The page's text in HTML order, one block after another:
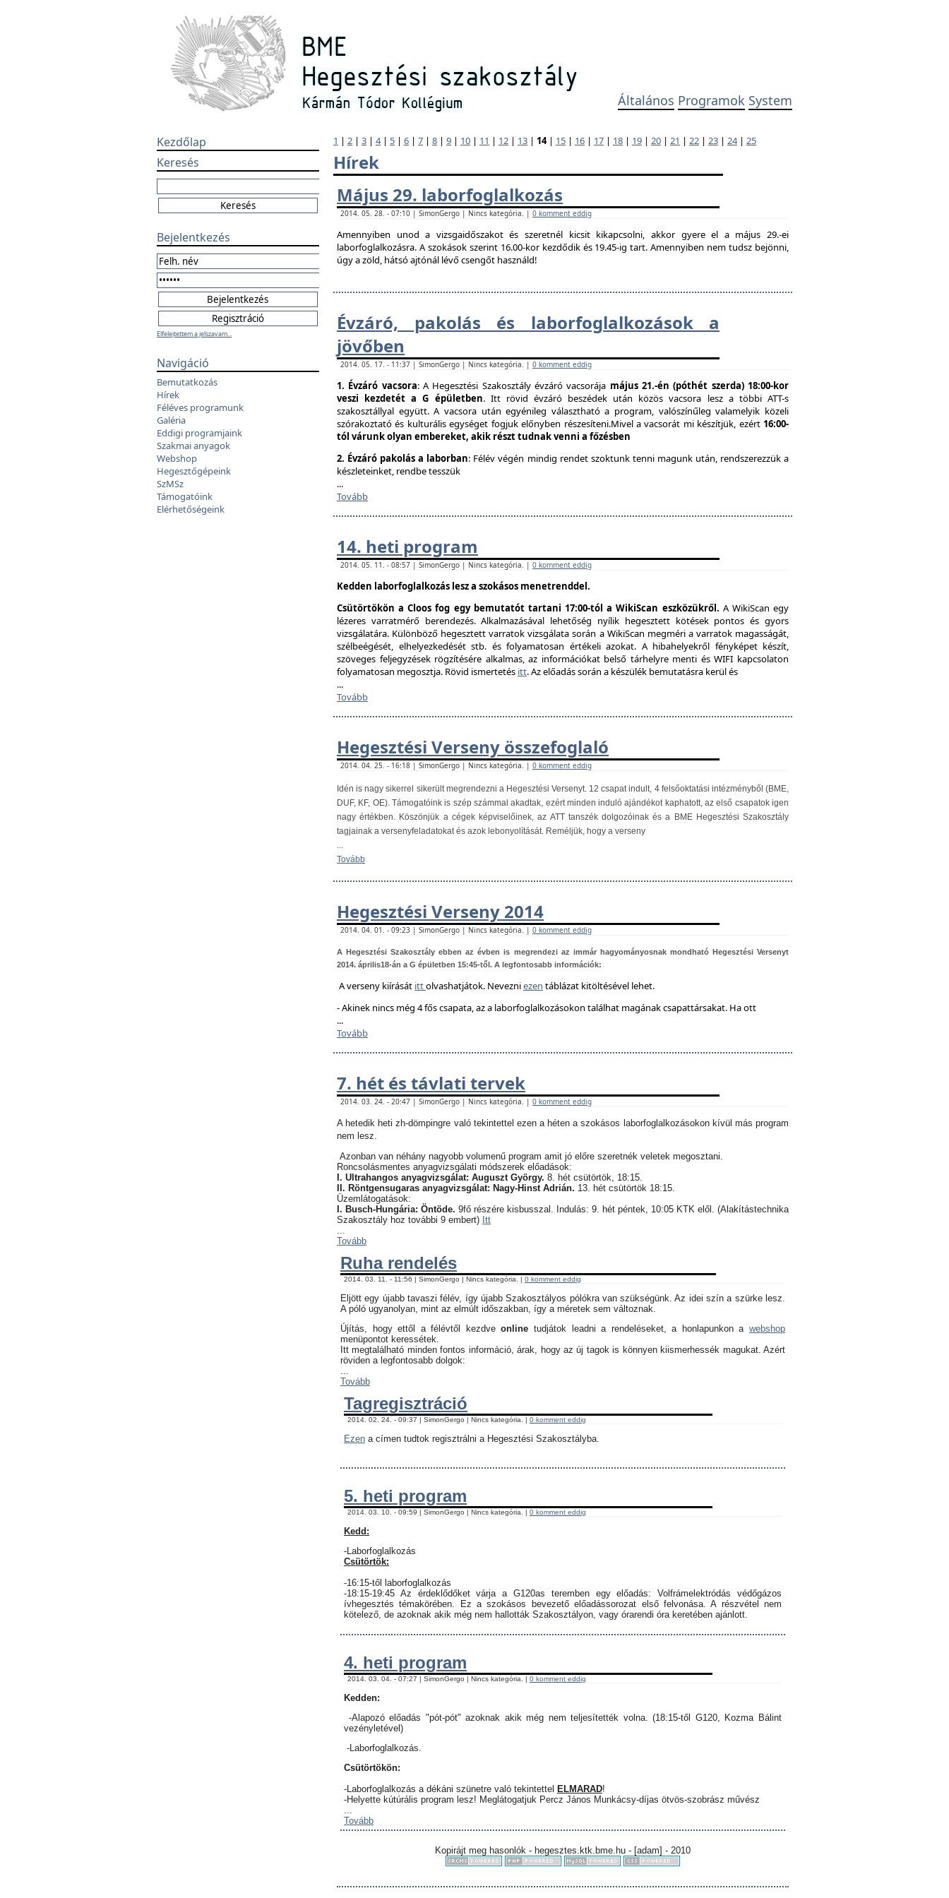
Általános Programok System
Kezdőlap
Keresés
Bejelentkezés
Elfelejtettem a jelszavam...
Navigáció
Bemutatkozás
Hírek
Féléves programunk
Galéria
Eddigi programjaink
Szakmai anyagok
Webshop
Hegesztőgépeink
SzMSz
Támogatóink
Elérhetőségeink
1 | 2 | 3 | 4| 5 | 6 | 7 | 8 | 9 | 10 | 11 | 12 | 13 | 14| 15 | 16 | 17 | 18 | 19 | 20 | 21 | 22 | 23 | 24| 25
Hírek
Május 29. laborfoglalkozás
2014. 05. 28. - 07:10 | SimonGergo | Nincs kategória. | 0 komment eddig
Amennyiben unod a vizsgaidőszakot és szeretnél kicsit kikapcsolni, akkor gyere el a május 29.-ei
laborfoglalkozásra. A szokások szerint 16.00-kor kezdődik és 19.45-ig tart. Amennyiben nem tudsz bejönni,
úgy a zöld, hátsó ajtónál lévő csengőt használd!
Évzáró, pakolás és laborfogla​lkozások a
jövőben
2014. 05. 17. - 11:37 | SimonGergo | Nincs kategória. | 0 komment eddig
1. Évzáró vacsora: A Hegesztési Szakosztály évzáró vacsorája május 21.-én (póthét szerda) 18:00-kor
veszi kezdetét a G épületben. Itt rövid évzáró beszédek után közös vacsora lesz a többi ATT-s
szakosztállyal együtt. A vacsora után egyénileg választható a program, valószínűleg valamelyik közeli
szórakoztató és kulturális egységet fogjuk előnyben részesíteni.Mivel a vacsorát mi készítjük, ezért 16:00-
tól várunk olyan embereket, akik részt tudnak venni a főzésben
2. Évzáró pakolás a laborban: Félév végén mindig rendet szoktunk tenni magunk után, rendszerezzük a
készleteinket, rendbe tesszük
...
Tovább
14. heti program
2014. 05. 11. - 08:57 | SimonGergo | Nincs kategória. | 0 komment eddig
Kedden laborfoglalkozás lesz a szokásos menetrenddel.
Csütörtökön a Cloos fog egy bemutatót tartani 17:00-tól a WikiScan eszközükről. A WikiScan egy
lézeres varratmérő berendezés. Alkalmazásával lehetőség nyílik hegesztett kötések pontos és gyors
vizsgálatára. Különböző hegesztett varratok vizsgálata során a WikiScan megméri a varratok magasságát,
szélbeégését, elhelyezkedését stb. és folyamatosan értékeli azokat. A hibahelyekről fényképet készít,
szöveges feljegyzések rögzítésére alkalmas, az információkat belső tárhelyre menti és WIFI kapcsolaton
folyamatosan megosztja. Rövid ismertetés itt. Az előadás során a készülék bemutatásra kerül és
...
Tovább
Hegesztési Verseny összefoglaló
2014. 04. 25. - 16:18 | SimonGergo | Nincs kategória. | 0 komment eddig
Idén is nagy sikerrel sikerült megrendezni a Hegesztési Versenyt. 12 csapat indult, 4 felsőoktatási intézményből (BME,
DUF, KF, OE). Támogatóink is szép számmal akadtak, ezért minden induló ajándékot kaphatott, az első csapatok igen
nagy értékben. Köszönjük a cégek képviselőinek, az ATT tanszék dolgozóinak és a BME Hegesztési Szakosztály
tagjainak a versenyfeladatokat és azok lebonyolítását. Reméljük, hogy a verseny
...
Tovább
Hegesztési Verseny 2014
2014. 04. 01. - 09:23 | SimonGergo | Nincs kategória. | 0 komment eddig
A Hegesztési Szakosztály ebben az évben is megrendezi az immár hagyományosnak mondható Hegesztési Versenyt
2014. április18-án a G épületben 15:45-től. A legfontosabb információk:
A verseny kiírását ittolvashatjátok. Nevezniezen táblázat kitöltésével lehet.
- Akinek nincs még 4 fős csapata, az a laborfoglalkozásokon találhat magának csapattársakat. Ha ott
...
Tovább
7. hét és távlati tervek
2014. 03. 24. - 20:47 | SimonGergo | Nincs kategória. | 0 komment eddig
A hetedik heti zh-dömpingre való tekintettel ezen a héten a szokásos laborfoglalkozásokon kívül más program
nem lesz.
Azonban van néhány nagyobb volumenű program amit jó előre szeretnék veletek megosztani.
Roncsolásmentes anyagvizsgálati módszerek előadások:
I. Ultrahangos anyagvizsgálat: Auguszt György. 8. hét csütörtök, 18:15.
II. Röntgensugaras anyagvizsgálat: Nagy-Hinst Adrián. 13. hét csütörtök 18:15.
Üzemlátogatások:
I. Busch-Hungária: Öntöde. 9fő részére kisbusszal. Indulás: 9. hét péntek, 10:05 KTK elől. (Alakítástechnika
Szakosztály hoz további 9 embert) Itt
...
Tovább
Ruha rendelés
2014. 03. 11. - 11:56 | SimonGergo | Nincs kategória. | 0 komment eddig
Eljött egy újabb tavaszi félév, így újabb Szakosztályos pólókra van szükségünk. Az idei szín a szürke lesz.
A póló ugyanolyan, mint az elmúlt időszakban, így a méretek sem változnak.
Újítás, hogy ettől a félévtől kezdveonline tudjátok leadni a rendeléseket, a honlapunkon awebshop
menüpontot keressétek.
Itt megtalálható minden fontos információ, árak, hogy az új tagok is könnyen kiismerhessék magukat. Azért
röviden a legfontosabb dolgok:
...
Tovább
Tagregisztráció
2014. 02. 24. - 09:37 | SimonGergo | Nincs kategória. | 0 komment eddig
Ezen a címen tudtok regisztrálni a Hegesztési Szakosztályba.
5. heti program
2014. 03. 10. - 09:59 | SimonGergo | Nincs kategória. | 0 komment eddig
Kedd:
-Laborfoglalkozás
Csütörtök:
-16:15-től laborfoglalkozás
-18:15-19:45 Az érdeklődőket várja a G120as teremben egy előadás: Volfrámelektródás védőgázos
ívhegesztés témakörében. Ez a szokásos bevezető előadássorozat első felvonása. A részvétel nem
kötelező, de azoknak akik még nem hallották Szakosztályon, vagy órarendi óra keretében ajánlott.
4. heti program
2014. 03. 04. - 07:27 | SimonGergo | Nincs kategória. | 0 komment eddig
Kedden:
-Alapozó előadás "pót-pót" azoknak akik még nem teljesítették volna. (18:15-től G120, Kozma Bálint
vezényletével)
-Laborfoglalkozás.
Csütörtökön:
-Laborfoglalkozás a dékáni szünetre való tekintettel ELMARAD!
-Helyette kútúrális program lesz! Meglátogatjuk Percz János Munkácsy-díjas ötvös-szobrász művész
...
Tovább
Kopirájt meg hasonlók - hegesztes.ktk.bme.hu - [adam] - 2010